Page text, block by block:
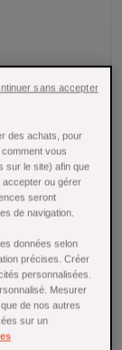
70 cl -
premium
l'apéritif en
moments
des achats, pour
vous
sur le site) afin que
accepter ou gérer
seront
de navigation.
données selon
précises. Créer
personnalisées.
Mesurer
de nos autres
sur un
sans accepter